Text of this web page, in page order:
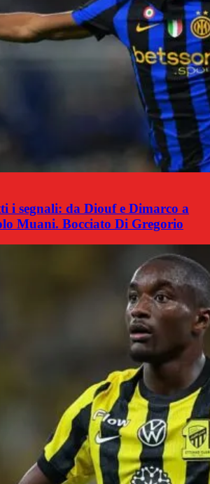
i segnali: da Diouf e Dimarco a
Muani. Bocciato Di Gregorio